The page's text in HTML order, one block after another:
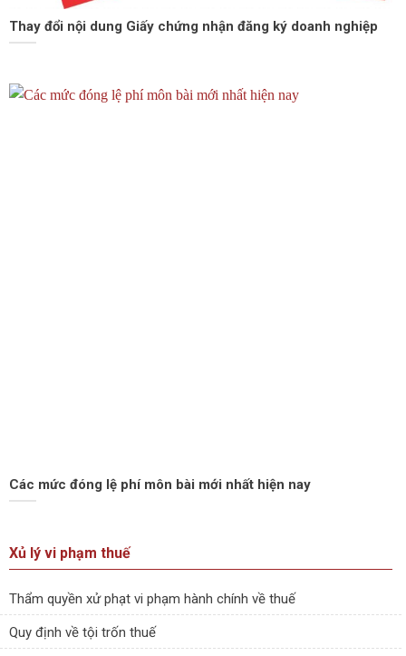
Thay đổi nội dung Giấy chứng nhận đăng ký doanh nghiệp
Các mức đóng lệ phí môn bài mới nhất hiện nay
Xủ lý vi phạm thuế
Thẩm quyền xử phạt vi phạm hành chính về thuế
Quy định về tội trốn thuế